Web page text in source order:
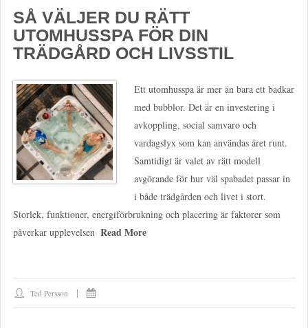
SÅ VÄLJER DU RÄTT
UTOMHUSSPA FÖR DIN
TRÄDGÅRD OCH LIVSSTIL
Ett utomhusspa är mer än bara ett badkar
med bubblor. Det är en investering i
avkoppling, social samvaro och
vardagslyx som kan användas året runt.
Samtidigt är valet av rätt modell
avgörande för hur väl spabadet passar in
i både trädgården och livet i stort.
Storlek, funktioner, energiförbrukning och placering är faktorer som
påverkar upplevelsen Read More
Ted Persson